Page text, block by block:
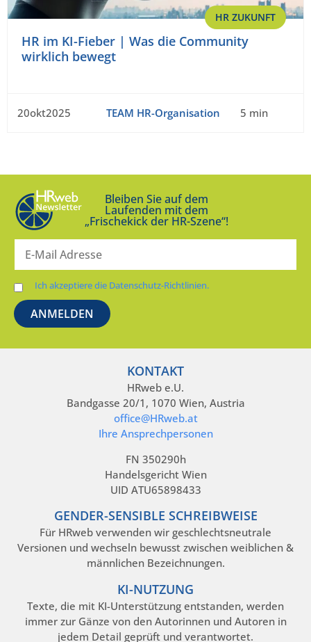
HR ZUKUNFT
HR im KI-Fieber | Was die Community
wirklich bewegt
20okt2025 TEAM HR-Organisation 5 min
Bleiben Sie auf dem
Laufenden mit dem
„Frischekick der HR-Szene“!
Ich akzeptiere die Datenschutz-Richtlinien.
KONTAKT
HRweb e.U.
Bandgasse 20/1, 1070 Wien, Austria
office@HRweb.at
Ihre Ansprechpersonen
FN 350290h
Handelsgericht Wien
UID ATU65898433
GENDER-SENSIBLE SCHREIBWEISE
Für HRweb verwenden wir geschlechtsneutrale
Versionen und wechseln bewusst zwischen weiblichen &
männlichen Bezeichnungen.
KI-NUTZUNG
Texte, die mit KI-Unterstützung entstanden, werden
immer zur Gänze von den Autorinnen und Autoren in
jedem Detail geprüft und verantwortet.